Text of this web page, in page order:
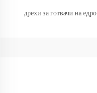
дрехи за готвачи на едро